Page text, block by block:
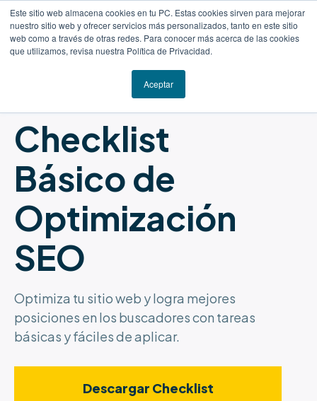
Este sitio web almacena cookies en tu PC. Estas cookies sirven para mejorar
nuestro sitio web y ofrecer servicios más personalizados, tanto en este sitio
web como a través de otras redes. Para conocer más acerca de las cookies
que utilizamos, revisa nuestra Política de Privacidad.
Aceptar
RECURSO GRATUITO
Checklist
Básico de
Optimización
SEO
Optimiza tu sitio web y logra mejores
posiciones en los buscadores con tareas
básicas y fáciles de aplicar.
Descargar Checklist